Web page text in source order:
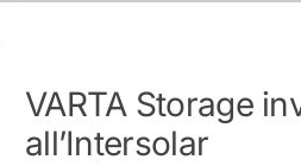
VARTA Storage
all’Intersolar